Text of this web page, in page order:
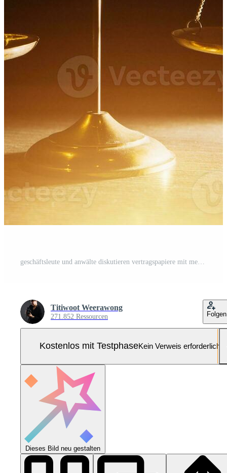
Titiwoot Weerawong
271.852 Ressourcen Folgen
Kostenlos mit TestphaseKein Verweis erforderlich
Dieses Bild neu gestalten